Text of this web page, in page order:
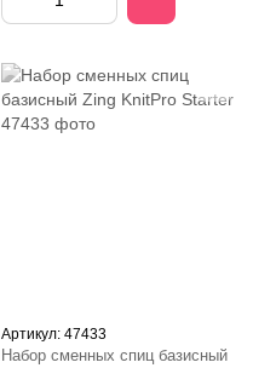
Артикул: 47433
Набор сменных спиц базисный